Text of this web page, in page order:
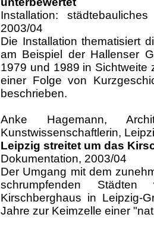
Installation:
2003/04
Die Installation thematisiert
am Beispiel der Hallenser
1979 und 1989 in Sichtweite
einer Folge von
beschrieben.
Anke Hagemann,
Kunstwissenschaftlerin,
Leipzig streitet um das
Dokumentation, 2003/04
Der Umgang mit dem
schrumpfenden
Kirschberghaus in Leipzig-
Jahre zur Keimzelle einer